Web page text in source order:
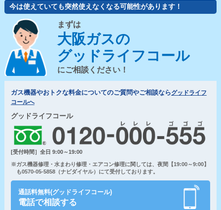
今は使えていても突然使えなくなる可能性があります！
まずは
大阪ガスの
グッドライフコール
にご相談ください！
ガス機器やおトクな料金についてのご質問やご相談ならグッドライフ
コールへ
グッドライフコール
[受付時間］全日 9:00～19:00
※ガス機器修理・水まわり修理・エアコン修理に関しては、夜間【19:00～9:00】
も0570-05-5858（ナビダイヤル）にて受付しております。
通話料無料(グッドライフコール)
電話で相談する